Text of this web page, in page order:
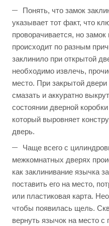
Понять, что замок
указывает тот факт, что
проворачивается, но
происходит по разным
заклинило при открытой
необходимо извлечь,
место. При закрытой
смазать и аккуратно
состоянии дверной
который выровняет
дверь.
Чаще всего с
межкомнатных дверях
как заклинивание язычка
поставить его на место,
или пластиковая карта.
чтобы появилась щель.
вернуть язычок на место